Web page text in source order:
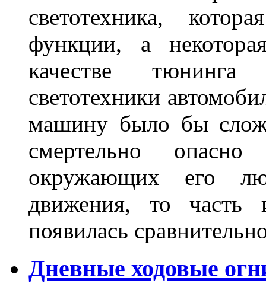
светотехника,
функции, а
качестве
светотехники
машину было бы
смертельно
окружающих его
движения, то часть
появилась
Дневные ходовые